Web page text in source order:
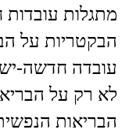
מתגלות
עובדה חדשה-
לא רק על
הבריאות